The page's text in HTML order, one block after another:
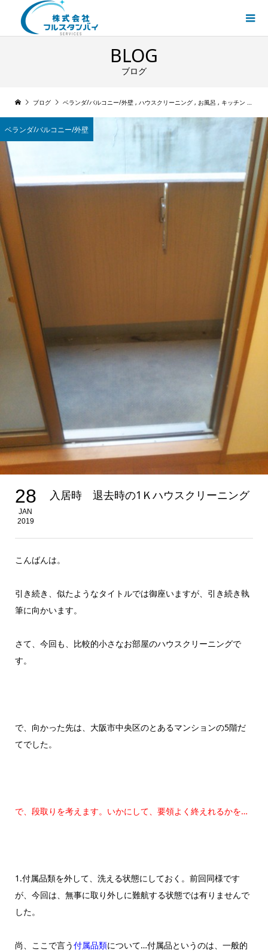
BLOG
ブログ
ブログ ベランダ/バルコニー/外壁 , ハウスクリーニング , お風呂 , キッチン ,トイレ
ベランダ/バルコニー/外壁
28
JAN
2019
入居時 退去時の1Ｋハウスクリーニング
こんばんは。
引き続き、似たようなタイトルでは御座いますが、引き続き執
筆に向かいます。
さて、今回も、比較的小さなお部屋のハウスクリーニングで
す。
で、向かった先は、大阪市中央区のとあるマンションの5階だ
てでした。
で、段取りを考えます。いかにして、要領よく終えれるかを…
1.付属品類を外して、洗える状態にしておく。前回同様です
が、今回は、無事に取り外しに難航する状態では有りませんで
した。
尚、ここで言う付属品類について…付属品というのは、一般的